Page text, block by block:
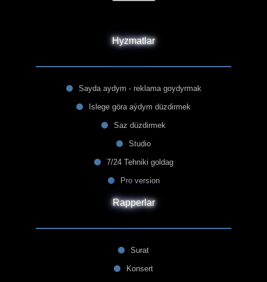
Hyzmatlar
Sayda aydym - reklama goydyrmak
Islege göra aýdym düzdirmek
Saz düzdirmek
Studio
7/24 Tehniki goldag
Pro version
Rapperlar
Surat
Konsert